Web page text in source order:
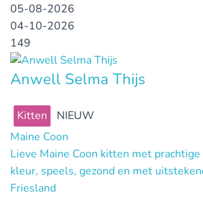
05-08-2026
04-10-2026
149
Anwell Selma Thijs
Kitten
NIEUW
Maine Coon
Lieve Maine Coon kitten met
kleur, speels, gezond en met
Friesland